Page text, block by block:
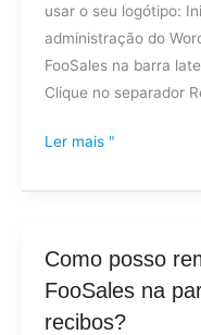
usar o seu logótipo:
administração do
FooSales na barra
Clique no separador
nos
recibos
FooSales?
Ler mais "
Como posso
FooSales na
recibos?
Como
posso
remover